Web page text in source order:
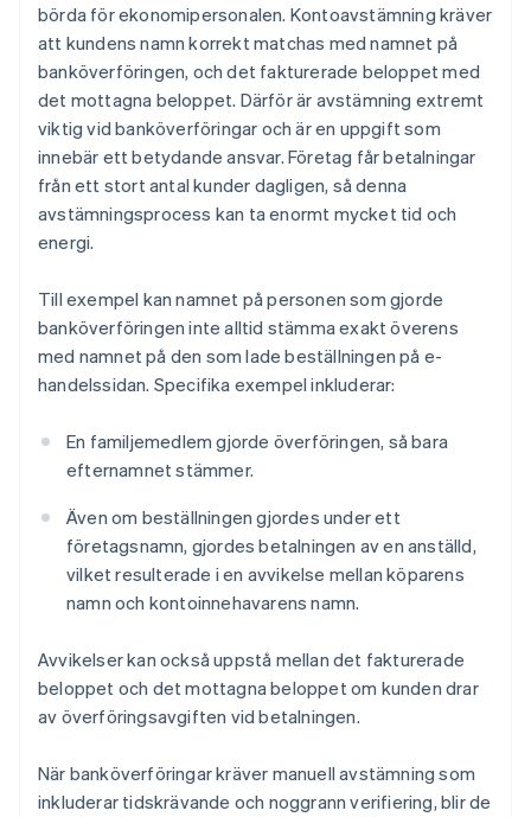
börda för ekonomipersonalen. Kontoavstämning kräver
att kundens namn korrekt matchas med namnet på
banköverföringen, och det fakturerade beloppet med
det mottagna beloppet. Därför är avstämning extremt
viktig vid banköverföringar och är en uppgift som
innebär ett betydande ansvar. Företag får betalningar
från ett stort antal kunder dagligen, så denna
avstämningsprocess kan ta enormt mycket tid och
energi.
Till exempel kan namnet på personen som gjorde
banköverföringen inte alltid stämma exakt överens
med namnet på den som lade beställningen på e-
handelssidan. Specifika exempel inkluderar:
En familjemedlem gjorde överföringen, så bara
efternamnet stämmer.
Även om beställningen gjordes under ett
företagsnamn, gjordes betalningen av en anställd,
vilket resulterade i en avvikelse mellan köparens
namn och kontoinnehavarens namn.
Avvikelser kan också uppstå mellan det fakturerade
beloppet och det mottagna beloppet om kunden drar
av överföringsavgiften vid betalningen.
När banköverföringar kräver manuell avstämning som
inkluderar tidskrävande och noggrann verifiering, blir de